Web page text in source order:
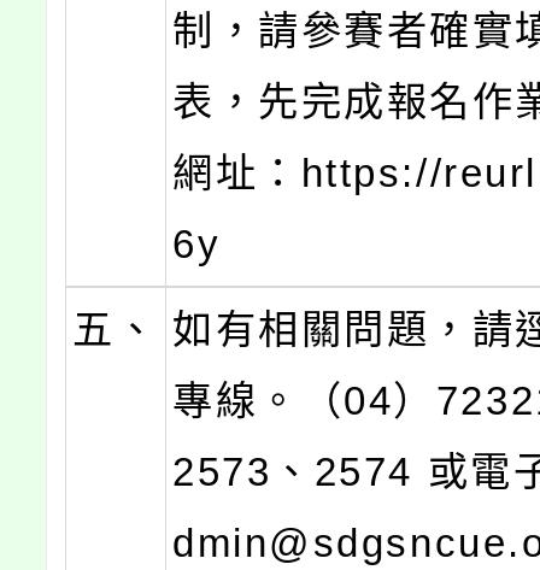
制，請參賽者確實
表，先完成報名作
網址：https://
6y
五、
如有相關問題，請
專線。（04）
2573、2574 或電